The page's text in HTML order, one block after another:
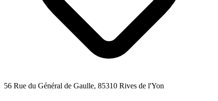
56 Rue du Général de Gaulle, 85310 Rives de l'Yon